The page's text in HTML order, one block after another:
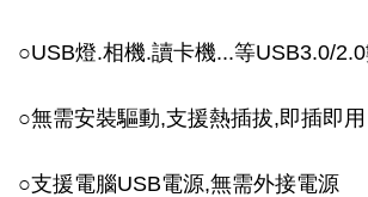
○USB燈.相機.讀卡機...等USB3.0/
○無需安裝驅動,支援熱插拔,即插即用
○支援電腦USB電源,無需外接電源